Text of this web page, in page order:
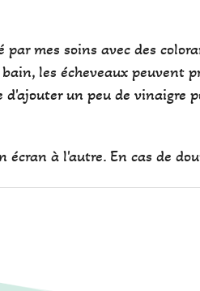
mes soins avec des
les écheveaux
un peu de
écran à l'autre. En cas de